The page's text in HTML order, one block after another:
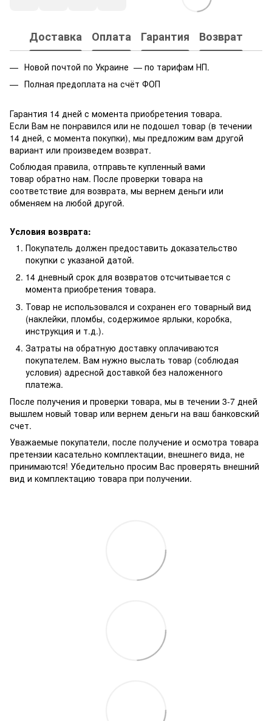
Доставка Оплата Гарантия Возврат
Новой почтой по Украине — по тарифам НП.
Полная предоплата на счёт ФОП
Гарантия 14 дней с момента приобретения товара.
Если Вам не понравился или не подошел товар (в течении
14 дней, с момента покупки), мы предложим вам другой
вариант или произведем возврат.
Соблюдая правила, отправьте купленный вами
товар обратно нам. После проверки товара на
соответствие для возврата, мы вернем деньги или
обменяем на любой другой.
Условия возврата:
Покупатель должен предоставить доказательство
покупки с указаной датой.
14 дневный срок для возвратов отсчитывается с
момента приобретения товара.
Товар не использовался и сохранен его товарный вид
(наклейки, пломбы, содержимое ярлыки, коробка,
инструкция и т.д.).
Затраты на обратную доставку оплачиваются
покупателем. Вам нужно выслать товар (соблюдая
условия) адресной доставкой без наложенного
платежа.
После получения и проверки товара, мы в течении 3-7 дней
вышлем новый товар или вернем деньги на ваш банковский
счет.
Уважаемые покупатели, после получение и осмотра товара
претензии касательно комплектации, внешнего вида, не
принимаются! Убедительно просим Вас проверять внешний
вид и комплектацию товара при получении.